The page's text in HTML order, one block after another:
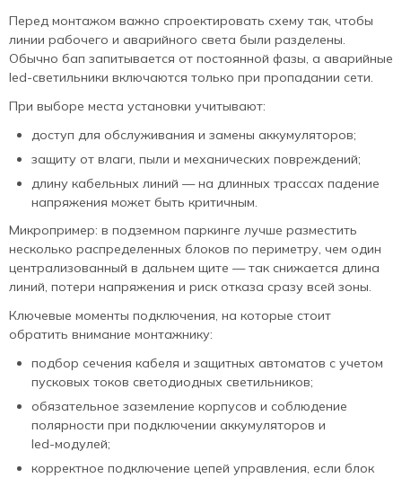
Перед монтажом важно спроектировать схему так, чтобы
линии рабочего и аварийного света были разделены.
Обычно бап запитывается от постоянной фазы, а аварийные
led‑светильники включаются только при пропадании сети.
При выборе места установки учитывают:
доступ для обслуживания и замены аккумуляторов;
защиту от влаги, пыли и механических повреждений;
длину кабельных линий — на длинных трассах падение
напряжения может быть критичным.
Микропример: в подземном паркинге лучше разместить
несколько распределенных блоков по периметру, чем один
централизованный в дальнем щите — так снижается длина
линий, потери напряжения и риск отказа сразу всей зоны.
Ключевые моменты подключения, на которые стоит
обратить внимание монтажнику:
подбор сечения кабеля и защитных автоматов с учетом
пусковых токов светодиодных светильников;
обязательное заземление корпусов и соблюдение
полярности при подключении аккумуляторов и
led‑модулей;
корректное подключение цепей управления, если блок